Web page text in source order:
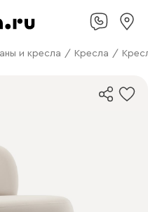
и кресла / Кресла /